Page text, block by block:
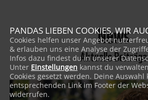
News
Aktuelle Beiträge
PANDAS LIEBEN COOKIES, WIR
Cookies helfen unser Angebot
& erlauben uns eine Analyse der
Infos dazu findest du in unserer
Unter Einstellungen kannst du
Cookies gesetzt werden. Deine
entsprechenden Link im Footer der
widerrufen.